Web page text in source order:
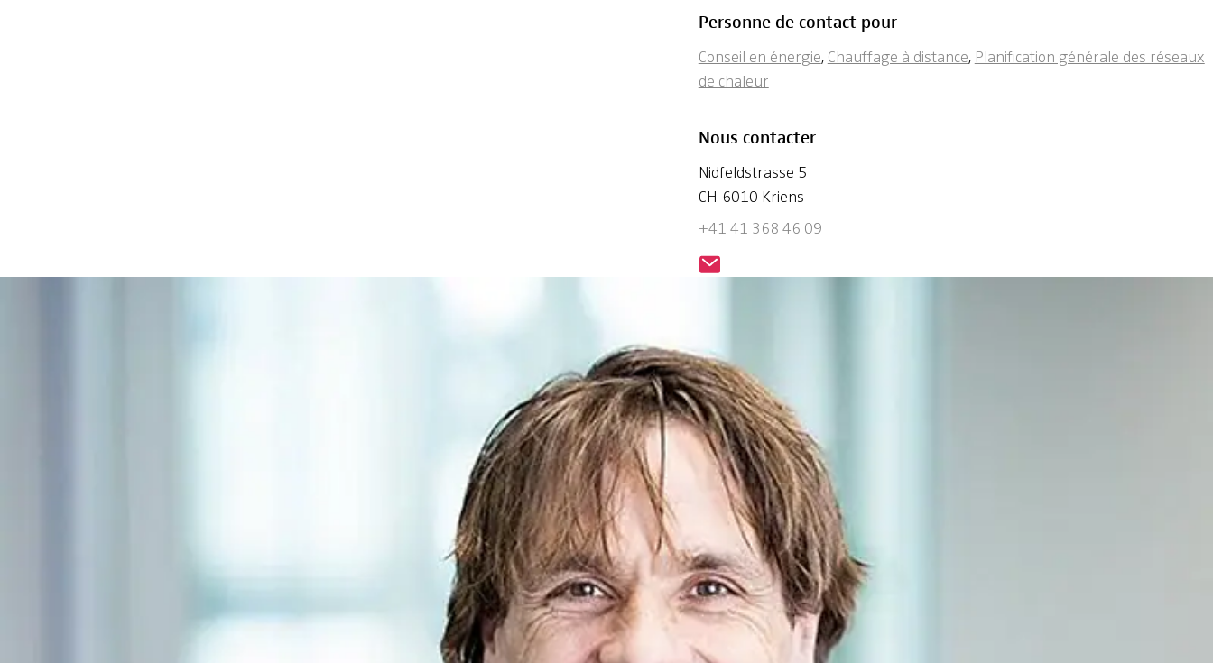
Personne de contact pour
Conseil en énergie, Chauffage à distance, Planification générale des réseaux
de chaleur
Nous contacter
Nidfeldstrasse 5
CH-6010 Kriens
+41 41 368 46 09